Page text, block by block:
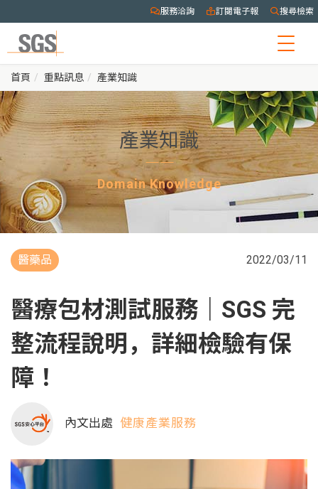
服務洽詢 訂閱電子報 搜尋檢索
首頁 重點訊息 產業知識
產業知識
Domain Knowledge
醫藥品 2022/03/11
醫療包材測試服務｜SGS 完
整流程說明，詳細檢驗有保
障！
內文出處 健康產業服務